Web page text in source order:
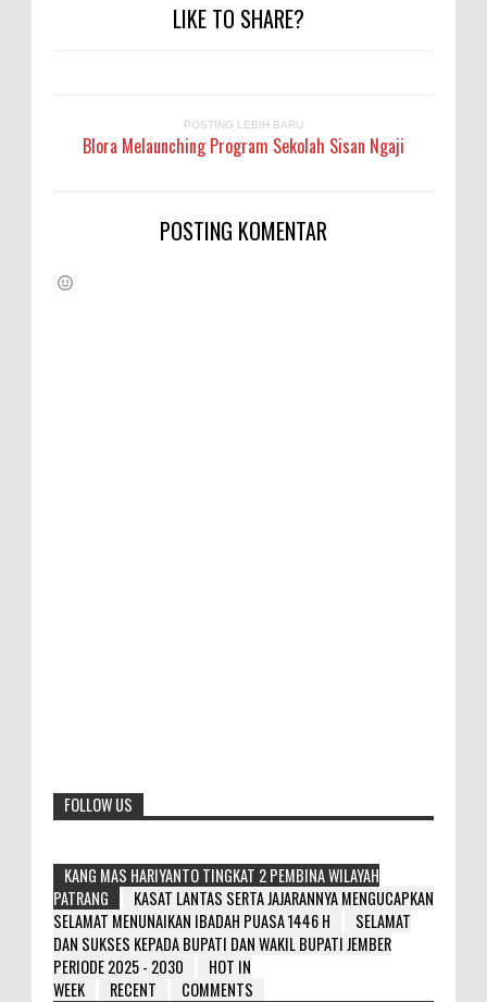
LIKE TO SHARE?
POSTING LEBIH BARU
Blora Melaunching Program Sekolah Sisan Ngaji
POSTING KOMENTAR
FOLLOW US
KANG MAS HARIYANTO TINGKAT 2 PEMBINA WILAYAH
PATRANG
KASAT LANTAS SERTA JAJARANNYA MENGUCAPKAN
SELAMAT MENUNAIKAN IBADAH PUASA 1446 H
SELAMAT
DAN SUKSES KEPADA BUPATI DAN WAKIL BUPATI JEMBER
PERIODE 2025 - 2030
HOT IN
WEEK
RECENT COMMENTS